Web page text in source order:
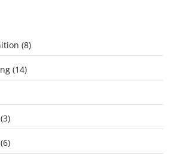
(8)
(14)
(3)
(6)